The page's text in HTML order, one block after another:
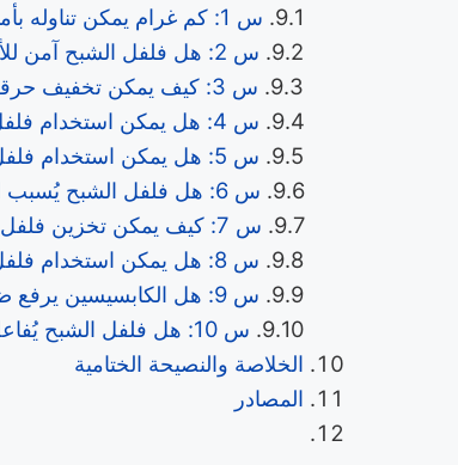
س 1: كم غرام يمكن تناوله بأمان من فلفل الشبح يومياً؟
س 2: هل فلفل الشبح آمن للأطفال؟
س 3: كيف يمكن تخفيف حرقة الفلفل في الفم؟
س 4: هل يمكن استخدام فلفل الشبح لتخفيف وزني؟
س 5: هل يمكن استخدام فلفل الشبح لمرضى السكري؟
س 6: هل فلفل الشبح يُسبب السرطان أم يمنعه؟
س 7: كيف يمكن تخزين فلفل الشبح الطازج بشكل صحيح؟
س 8: هل يمكن استخدام فلفل الشبح أثناء الحمل؟
س 9: هل الكابسيسين يرفع ضغط الدم؟
س 10: هل فلفل الشبح يُفاعل من حموضة المعدة؟
الخلاصة والنصيحة الختامية
المصادر